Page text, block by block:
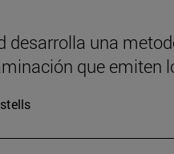
desarrolla una
que emiten